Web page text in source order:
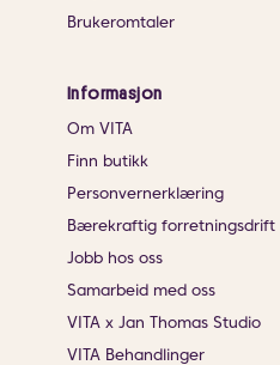
Brukeromtaler
Informasjon
Om VITA
Finn butikk
Personvernerklæring
Bærekraftig forretningsdrift
Jobb hos oss
Samarbeid med oss
VITA x Jan Thomas Studio
VITA Behandlinger